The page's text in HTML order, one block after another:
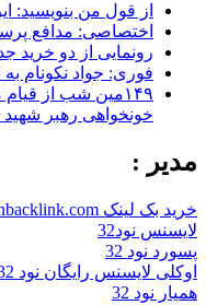
از قول من بنویسید:
اختصاصی: مدافع
رونمایی از دو خرید
فوری: جواد نکونام
۱۴۹مین شب از
خونخواهی رهبر شهید
مدیر :
خرید بک لینک behtarinbacklink.com
لایسنس نود32
پسورد نود 32
اوکلی لایسنس رایگان نود 32
همیار نود 32